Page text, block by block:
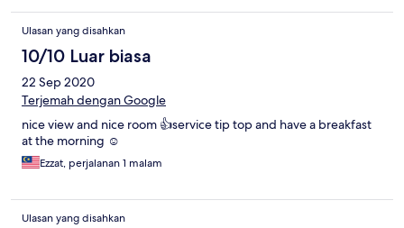
Ulasan yang disahkan
10/10 Luar biasa
22 Sep 2020
Terjemah dengan Google
nice view and nice room 👍service tip top and have a breakfast
at the morning ☺️
Ezzat, perjalanan 1 malam
Ulasan yang disahkan